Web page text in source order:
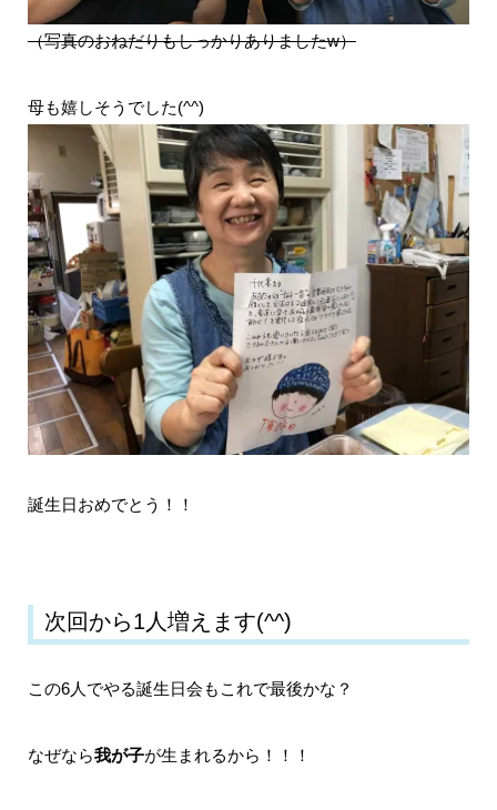
（写真のおねだりもしっかりありましたw）
母も嬉しそうでした(^^)
誕生日おめでとう！！
次回から1人増えます(^^)
この6人でやる誕生日会もこれで最後かな？
なぜなら我が子が生まれるから！！！